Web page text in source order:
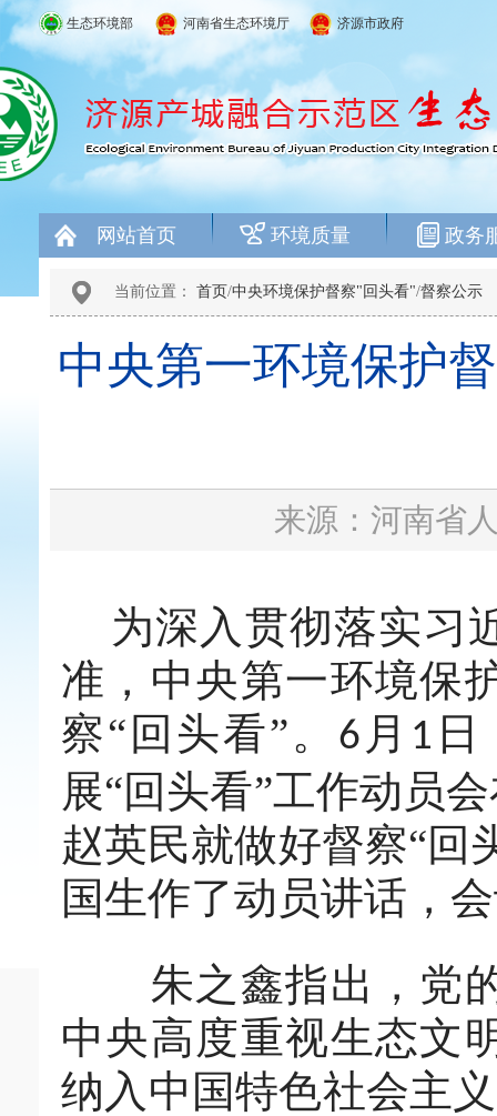
生态环境部 河南省生态环境厅 济源市政府
网站首页 环境质量 政务
当前位置： 首页/中央环境保护督察"回头看"/督察公示
中央第一环境保护
来源：河南
为深入贯彻落实习
准，中央第一环境保
察“回头看”。 6 月 1
展“回头看”工作动员
赵英民就做好督察“回
国生作了动员讲话，
朱之鑫指出，党的
中央高度重视生态文
纳入中国特色社会主